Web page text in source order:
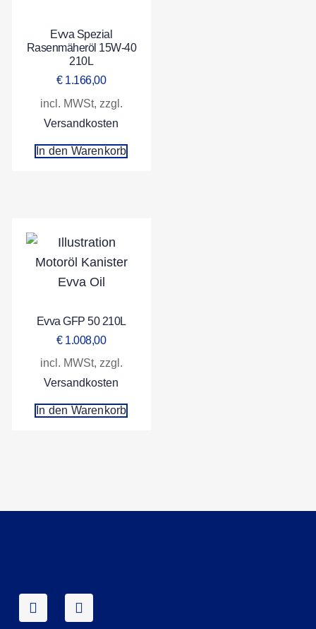
Evva Spezial
Rasenmäheröl 15W-40
210L
€1.166,00
incl. MWSt, zzgl.
Versandkosten
In den Warenkorb
Evva GFP 50 210L
€1.008,00
incl. MWSt, zzgl.
Versandkosten
In den Warenkorb